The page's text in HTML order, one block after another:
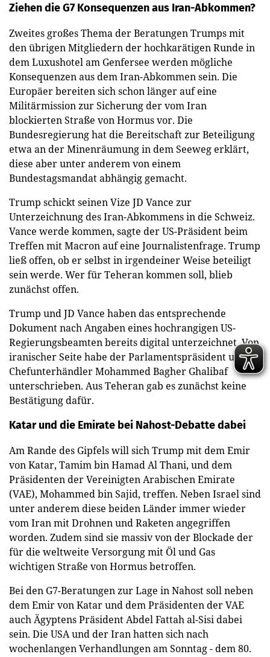
Ziehen die G7 Konsequenzen aus Iran-Abkommen?
Zweites großes Thema der Beratungen Trumps mit
den übrigen Mitgliedern der hochkarätigen Runde in
dem Luxushotel am Genfersee werden mögliche
Konsequenzen aus dem Iran-Abkommen sein. Die
Europäer bereiten sich schon länger auf eine
Militärmission zur Sicherung der vom Iran
blockierten Straße von Hormus vor. Die
Bundesregierung hat die Bereitschaft zur Beteiligung
etwa an der Minenräumung in dem Seeweg erklärt,
diese aber unter anderem von einem
Bundestagsmandat abhängig gemacht.
Trump schickt seinen Vize JD Vance zur
Unterzeichnung des Iran-Abkommens in die Schweiz.
Vance werde kommen, sagte der US-Präsident beim
Treffen mit Macron auf eine Journalistenfrage. Trump
ließ offen, ob er selbst in irgendeiner Weise beteiligt
sein werde. Wer für Teheran kommen soll, blieb
zunächst offen.
Trump und JD Vance haben das entsprechende
Dokument nach Angaben eines hochrangigen US-
Regierungsbeamten bereits digital unterzeichnet. Von
iranischer Seite habe der Parlamentspräsident und
Chefunterhändler Mohammed Bagher Ghalibaf
unterschrieben. Aus Teheran gab es zunächst keine
Bestätigung dafür.
Katar und die Emirate bei Nahost-Debatte dabei
Am Rande des Gipfels will sich Trump mit dem Emir
von Katar, Tamim bin Hamad Al Thani, und dem
Präsidenten der Vereinigten Arabischen Emirate
(VAE), Mohammed bin Sajid, treffen. Neben Israel sind
unter anderem diese beiden Länder immer wieder
vom Iran mit Drohnen und Raketen angegriffen
worden. Zudem sind sie massiv von der Blockade der
für die weltweite Versorgung mit Öl und Gas
wichtigen Straße von Hormus betroffen.
Bei den G7-Beratungen zur Lage in Nahost soll neben
dem Emir von Katar und dem Präsidenten der VAE
auch Ägyptens Präsident Abdel Fattah al-Sisi dabei
sein. Die USA und der Iran hatten sich nach
wochenlangen Verhandlungen am Sonntag - dem 80.